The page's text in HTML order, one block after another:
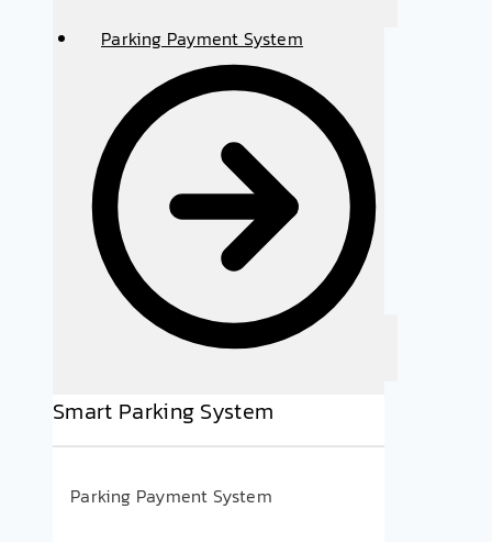
Parking Payment System
Smart Parking System
Parking Payment System